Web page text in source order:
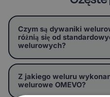
Czym są dywaniki
różnią się od
welurowych?
Z jakiego weluru
welurowe OMEVO?